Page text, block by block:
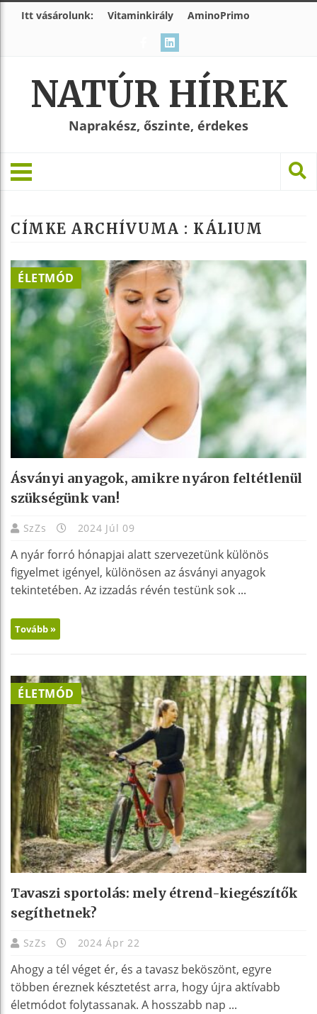
Itt vásárolunk: Vitaminkirály AminoPrimo
NATÚR HÍREK
Naprakész, őszinte, érdekes
CÍMKE ARCHÍVUMA : KÁLIUM
ÉLETMÓD
Ásványi anyagok, amikre nyáron feltétlenül
szükségünk van!
SzZs 2024 Júl 09
A nyár forró hónapjai alatt szervezetünk különös
figyelmet igényel, különösen az ásványi anyagok
tekintetében. Az izzadás révén testünk sok ...
Tovább »
ÉLETMÓD
Tavaszi sportolás: mely étrend-kiegészítők
segíthetnek?
SzZs 2024 Ápr 22
Ahogy a tél véget ér, és a tavasz beköszönt, egyre
többen éreznek késztetést arra, hogy újra aktívabb
életmódot folytassanak. A hosszabb nap ...